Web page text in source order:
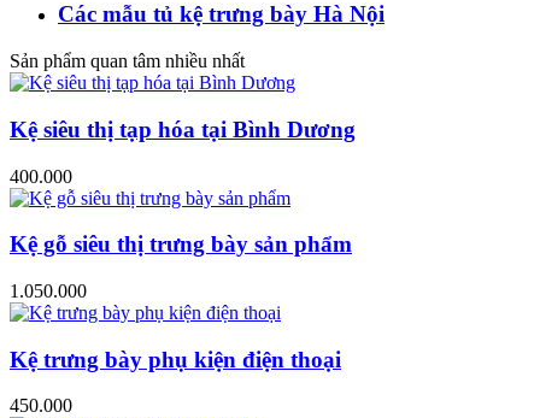
Các mẫu tủ kệ trưng bày Hà Nội
Sản phẩm quan tâm nhiều nhất
Kệ siêu thị tạp hóa tại Bình Dương
400.000
Kệ gỗ siêu thị trưng bày sản phẩm
1.050.000
Kệ trưng bày phụ kiện điện thoại
450.000